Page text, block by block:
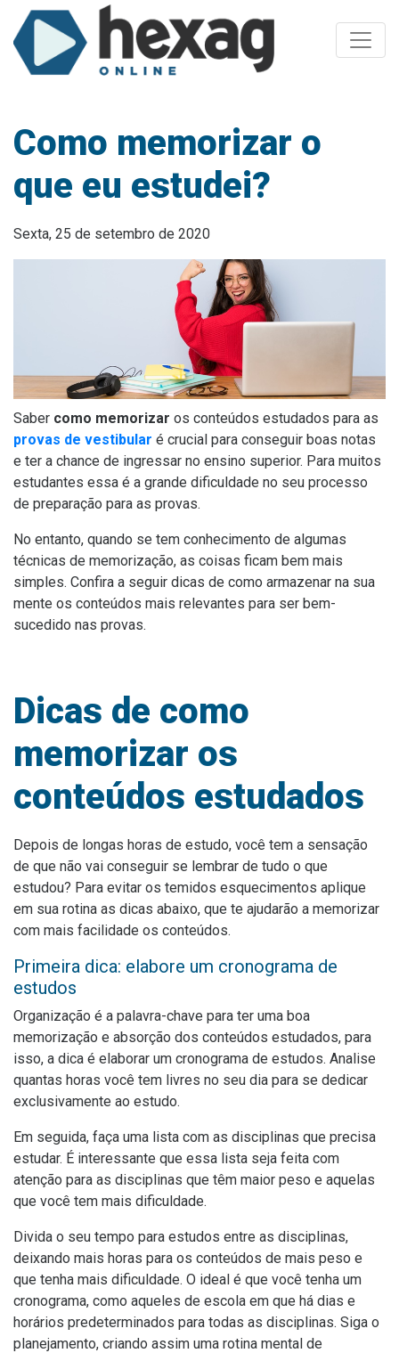
Como memorizar o
que eu estudei?
Sexta, 25 de setembro de 2020
Saber como memorizar os conteúdos estudados para as
provas de vestibular é crucial para conseguir boas notas
e ter a chance de ingressar no ensino superior. Para muitos
estudantes essa é a grande dificuldade no seu processo
de preparação para as provas.
No entanto, quando se tem conhecimento de algumas
técnicas de memorização, as coisas ficam bem mais
simples. Confira a seguir dicas de como armazenar na sua
mente os conteúdos mais relevantes para ser bem-
sucedido nas provas.
Dicas de como
memorizar os
conteúdos estudados
Depois de longas horas de estudo, você tem a sensação
de que não vai conseguir se lembrar de tudo o que
estudou? Para evitar os temidos esquecimentos aplique
em sua rotina as dicas abaixo, que te ajudarão a memorizar
com mais facilidade os conteúdos.
Primeira dica: elabore um cronograma de
estudos
Organização é a palavra-chave para ter uma boa
memorização e absorção dos conteúdos estudados, para
isso, a dica é elaborar um cronograma de estudos. Analise
quantas horas você tem livres no seu dia para se dedicar
exclusivamente ao estudo.
Em seguida, faça uma lista com as disciplinas que precisa
estudar. É interessante que essa lista seja feita com
atenção para as disciplinas que têm maior peso e aquelas
que você tem mais dificuldade.
Divida o seu tempo para estudos entre as disciplinas,
deixando mais horas para os conteúdos de mais peso e
que tenha mais dificuldade. O ideal é que você tenha um
cronograma, como aqueles de escola em que há dias e
horários predeterminados para todas as disciplinas. Siga o
planejamento, criando assim uma rotina mental de